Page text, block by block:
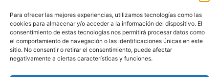
Para ofrecer las mejores experiencias, utilizamos tecnologías como las
cookies para almacenar y/o acceder a la información del dispositivo. El
consentimiento de estas tecnologías nos permitirá procesar datos como
el comportamiento de navegación o las identificaciones únicas en este
sitio. No consentir o retirar el consentimiento, puede afectar
negativamente a ciertas características y funciones.